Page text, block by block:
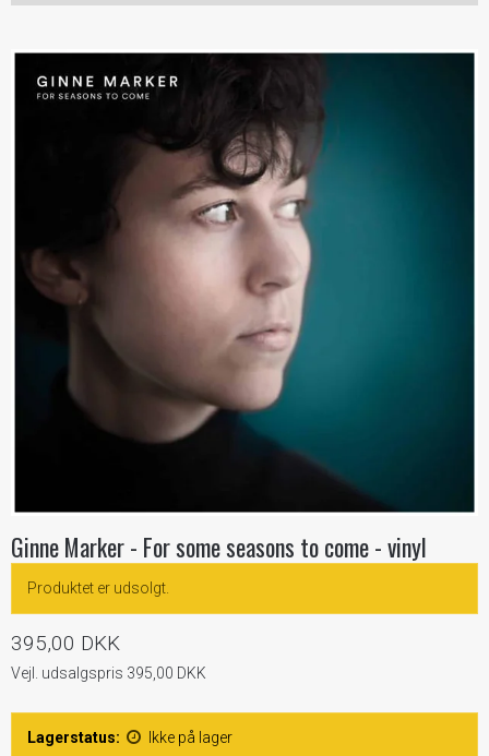
Ginne Marker - For some seasons to come - vinyl
Produktet er udsolgt.
395,00 DKK
Vejl. udsalgspris 395,00 DKK
Lagerstatus: Ikke på lager